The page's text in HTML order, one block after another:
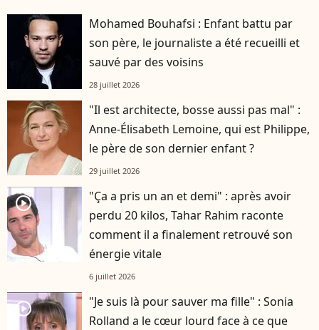
Mohamed Bouhafsi : Enfant battu par
son père, le journaliste a été recueilli et
sauvé par des voisins
28 juillet 2026
"Il est architecte, bosse aussi pas mal" :
Anne-Élisabeth Lemoine, qui est Philippe,
le père de son dernier enfant ?
29 juillet 2026
player2
"Ça a pris un an et demi" : après avoir
perdu 20 kilos, Tahar Rahim raconte
comment il a finalement retrouvé son
énergie vitale
6 juillet 2026
player2
"Je suis là pour sauver ma fille" : Sonia
Rolland a le cœur lourd face à ce que